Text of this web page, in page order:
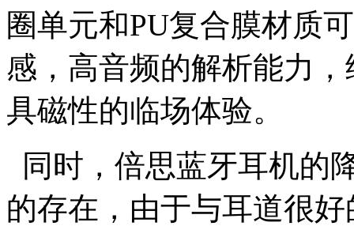
圈单元和PU复合膜材质
感，高音频的解析能力
具磁性的临场体验。
同时，倍思蓝牙耳机的
的存在，由于与耳道很